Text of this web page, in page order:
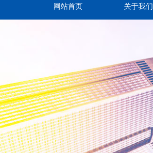
网站首页 关于我们